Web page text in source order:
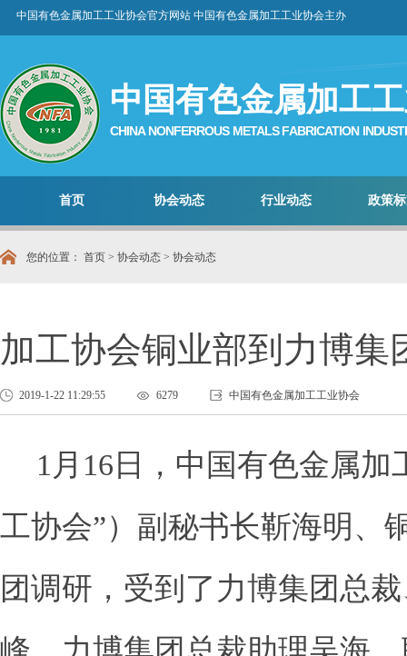
中国有色金属加工工业协会官方网站 中国有色金属加工工业协会主办
中国有色金属加工
CHINA NONFERROUS METALS FABRICATION
首页 协会动态 行业动态 政策
您的位置： 首页 > 协会动态 > 协会动态
加工协会铜业部到力博集
2019-1-22 11:29:55 6279 中国有色金属加工工业协会
1月 16 日，中国有色金属加
工协会”）副秘书长靳海明、
团调研，受到了力博集团总